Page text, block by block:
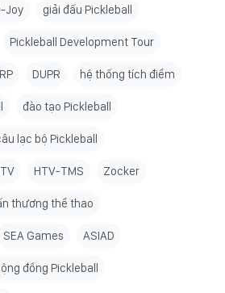
Joy giải đấu Pickleball
Pickleball Development Tour
DUPR hệ thống tích điểm
đào tạo Pickleball
lạc bộ Pickleball
HTV-TMS Zocker
thương thể thao
SEA Games ASIAD
đồng Pickleball